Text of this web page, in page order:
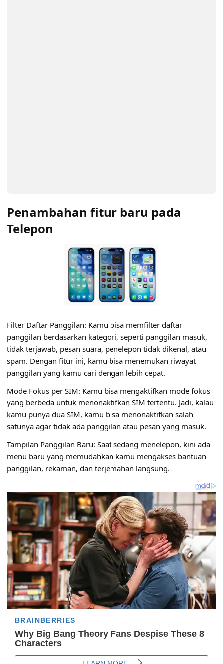
Penambahan fitur baru pada
Telepon
Filter Daftar Panggilan: Kamu bisa memfilter daftar
panggilan berdasarkan kategori, seperti panggilan masuk,
tidak terjawab, pesan suara, penelepon tidak dikenal, atau
spam. Dengan fitur ini, kamu bisa menemukan riwayat
panggilan yang kamu cari dengan lebih cepat.
Mode Fokus per SIM: Kamu bisa mengaktifkan mode fokus
yang berbeda untuk menonaktifkan SIM tertentu. Jadi, kalau
kamu punya dua SIM, kamu bisa menonaktifkan salah
satunya agar tidak ada panggilan atau pesan yang masuk.
Tampilan Panggilan Baru: Saat sedang menelepon, kini ada
menu baru yang memudahkan kamu mengakses bantuan
panggilan, rekaman, dan terjemahan langsung.